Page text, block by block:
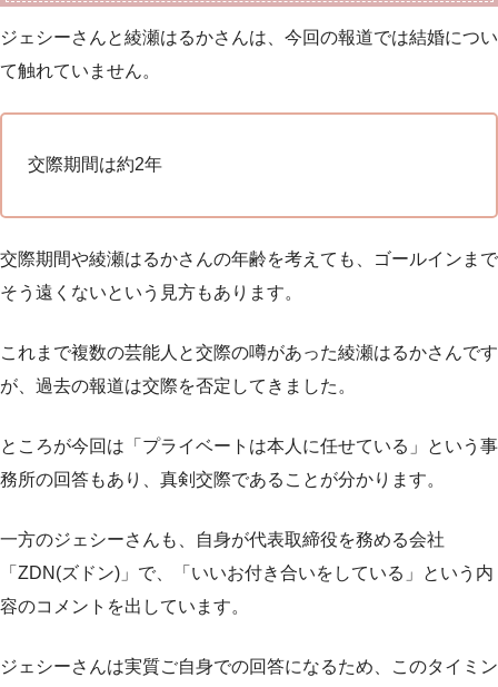
ジェシーさんと綾瀬はるかさんは、今回の報道では結婚につい
て触れていません。
交際期間は約2年
交際期間や綾瀬はるかさんの年齢を考えても、ゴールインまで
そう遠くないという見方もあります。
これまで複数の芸能人と交際の噂があった綾瀬はるかさんです
が、過去の報道は交際を否定してきました。
ところが今回は「プライベートは本人に任せている」という事
務所の回答もあり、真剣交際であることが分かります。
一方のジェシーさんも、自身が代表取締役を務める会社
「ZDN(ズドン)」で、「いいお付き合いをしている」という内
容のコメントを出しています。
ジェシーさんは実質ご自身での回答になるため、このタイミン